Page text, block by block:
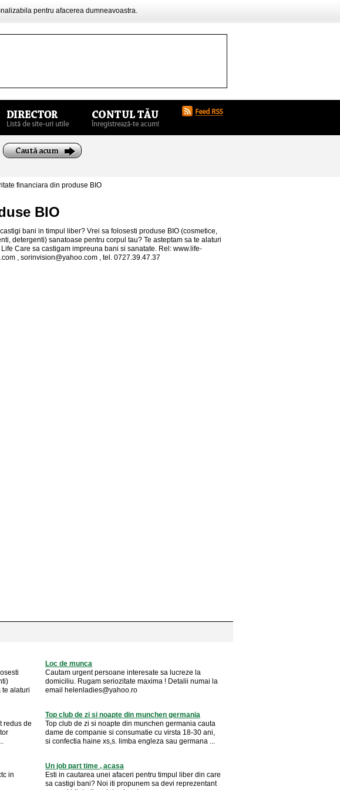
pentru afacerea dumneavoastra.
financiara din produse BIO
BIO
bani in timpul liber? Vrei sa folosesti produse BIO (cosmetice,
detergenti) sanatoase pentru corpul tau? Te asteptam sa te alaturi
Care sa castigam impreuna bani si sanatate. Rel: www.life-
, sorinvision@yahoo.com , tel. 0727.39.47.37
te alaturi
Loc de munca
Cautam urgent persoane interesate sa lucreze la
domiciliu. Rugam seriozitate maxima ! Detalii numai la
email helenladies@yahoo.ro
redus de
Top club de zi si noapte din munchen germania
Top club de zi si noapte din munchen germania cauta
dame de companie si consumatie cu virsta 18-30 ani,
si confectia haine xs,s. limba engleza sau germana ...
in
Un job part time , acasa
Esti in cautarea unei afaceri pentru timpul liber din care
sa castigi bani? Noi iti propunem sa devi reprezentant